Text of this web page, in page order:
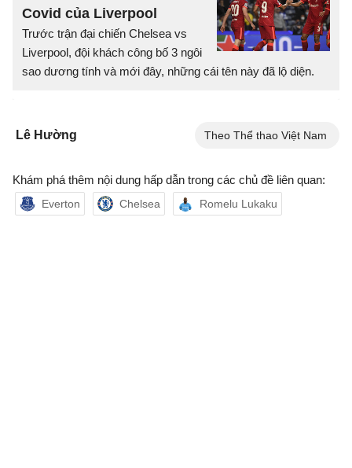
Covid của Liverpool
Trước trận đại chiến Chelsea vs
Liverpool, đội khách công bố 3 ngôi
sao dương tính và mới đây, những cái tên này đã lộ diện.
Lê Hường Theo Thể thao Việt Nam
Khám phá thêm nội dung hấp dẫn trong các chủ đề liên quan:
Everton Chelsea Romelu Lukaku